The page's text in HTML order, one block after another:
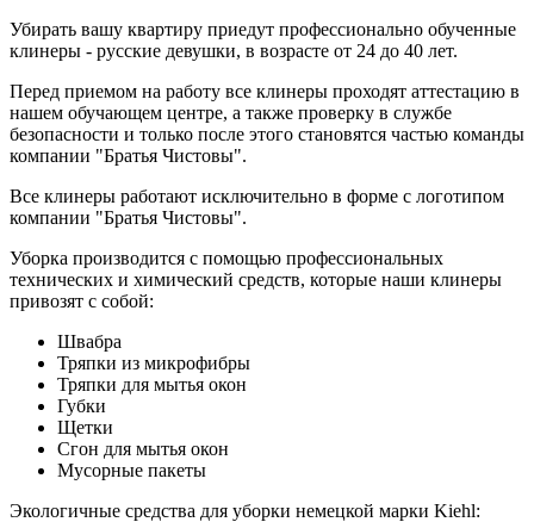
Убирать вашу квартиру приедут профессионально обученные
клинеры - русские девушки, в возрасте от 24 до 40 лет.
Перед приемом на работу все клинеры проходят аттестацию в
нашем обучающем центре, а также проверку в службе
безопасности и только после этого становятся частью команды
компании "Братья Чистовы".
Все клинеры работают исключительно в форме с логотипом
компании "Братья Чистовы".
Уборка производится с помощью профессиональных
технических и химический средств, которые наши клинеры
привозят с собой:
Швабра
Тряпки из микрофибры
Тряпки для мытья окон
Губки
Щетки
Сгон для мытья окон
Мусорные пакеты
Экологичные средства для уборки немецкой марки Kiehl: